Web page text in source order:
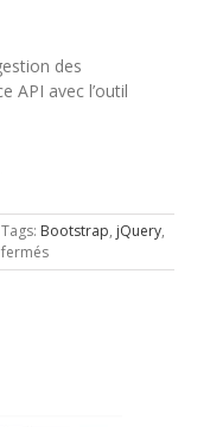
des
API avec l’outil
Tags: Bootstrap, jQuery,
sur
Homebrew